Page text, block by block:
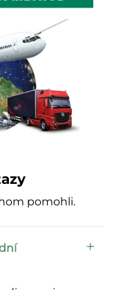
pomohli.